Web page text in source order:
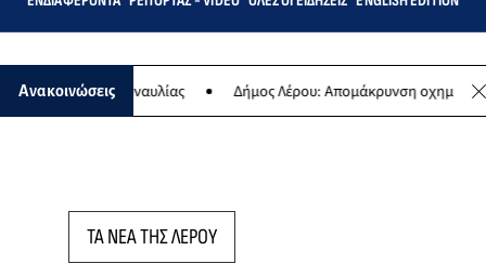
Ανακοινώσεις
ετήσιας συναυλίας Δήμος Λέρου: Απομάκρυνση οχημάτων
ΤΑ ΝΕΑ ΤΗΣ ΛΕΡΟΥ